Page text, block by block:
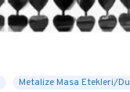
Metalize Masa Etekleri/